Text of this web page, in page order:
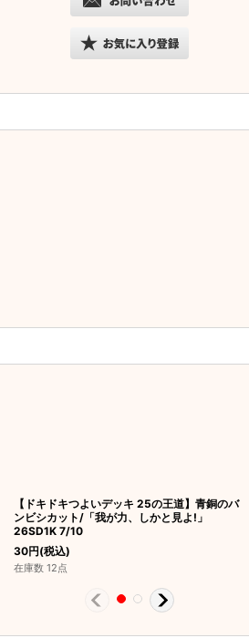
【ドキドキつよいデッキ 25の王道】青銅のバ
ンビシカット/「我が力、しかと見よ!」
26SD1K 7/10
30円(税込)
在庫数 12点